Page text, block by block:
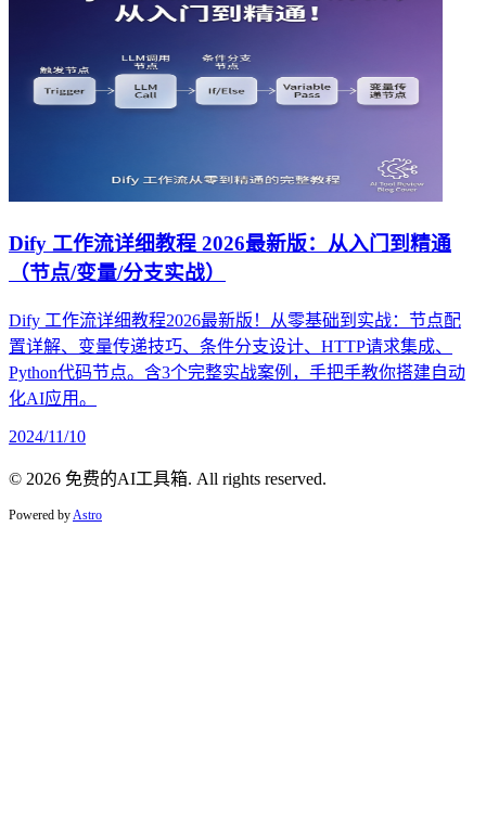
Dify 工作流详细教程 2026最新版：从入门到精通
（节点/变量/分支实战）
Dify 工作流详细教程2026最新版！从零基础到实战：节点配
置详解、变量传递技巧、条件分支设计、HTTP请求集成、
Python代码节点。含3个完整实战案例，手把手教你搭建自动
化AI应用。
2024/11/10
© 2026 免费的AI工具箱. All rights reserved.
Powered by Astro